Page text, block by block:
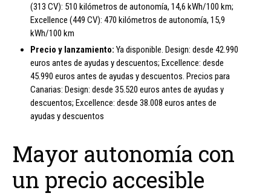
(313 CV): 510 kilómetros de autonomía, 14,6 kWh/100 km;
Excellence (449 CV): 470 kilómetros de autonomía, 15,9
kWh/100 km
Precio y lanzamiento: Ya disponible. Design: desde 42.990
euros antes de ayudas y descuentos; Excellence: desde
45.990 euros antes de ayudas y descuentos. Precios para
Canarias: Design: desde 35.520 euros antes de ayudas y
descuentos; Excellence: desde 38.008 euros antes de
ayudas y descuentos
Mayor autonomía con
un precio accesible